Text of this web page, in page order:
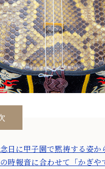
日に甲子園で黙祷する姿か
時報音に合わせて「かぎや